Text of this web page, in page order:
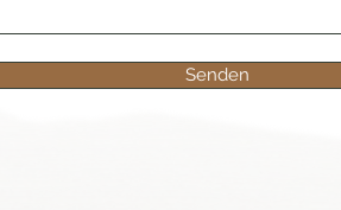
Senden